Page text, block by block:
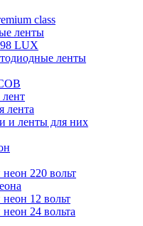
class
ленты
LUX
ленты
лента
и ленты для них
220 вольт
12 вольт
24 вольта